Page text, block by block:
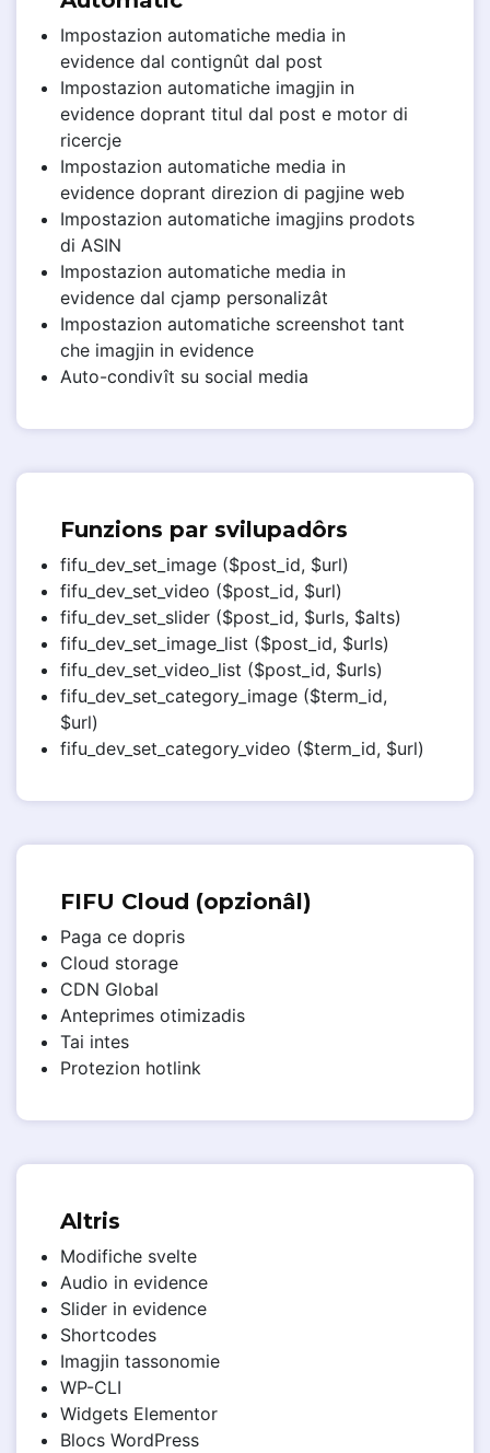
Impostazion automatiche media in
evidence dal contignût dal post
Impostazion automatiche imagjin in
evidence doprant titul dal post e motor di
ricercje
Impostazion automatiche media in
evidence doprant direzion di pagjine web
Impostazion automatiche imagjins prodots
di ASIN
Impostazion automatiche media in
evidence dal cjamp personalizât
Impostazion automatiche screenshot tant
che imagjin in evidence
Auto-condivît su social media
Funzions par svilupadôrs
fifu_dev_set_image ($post_id, $url)
fifu_dev_set_video ($post_id, $url)
fifu_dev_set_slider ($post_id, $urls, $alts)
fifu_dev_set_image_list ($post_id, $urls)
fifu_dev_set_video_list ($post_id, $urls)
fifu_dev_set_category_image ($term_id,
$url)
fifu_dev_set_category_video ($term_id, $url)
FIFU Cloud (opzionâl)
Paga ce dopris
Cloud storage
CDN Global
Anteprimes otimizadis
Tai intes
Protezion hotlink
Altris
Modifiche svelte
Audio in evidence
Slider in evidence
Shortcodes
Imagjin tassonomie
WP-CLI
Widgets Elementor
Blocs WordPress